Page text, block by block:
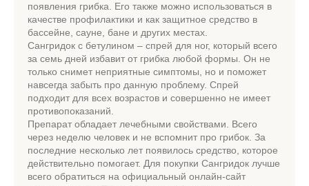
появления грибка. Его также можно использоваться в
качестве профилактики и как защитное средство в
бассейне, сауне, бане и других местах.
Сангридок с бетулином – спрей для ног, который всего
за семь дней избавит от грибка любой формы. Он не
только снимет неприятные симптомы, но и поможет
навсегда забыть про данную проблему. Спрей
подходит для всех возрастов и совершенно не имеет
противопоказаний.
Препарат обладает лечебными свойствами. Всего
через неделю человек и не вспомнит про грибок. За
последние несколько лет появилось средство, которое
действительно помогает. Для покупки Сангридок лучше
всего обратиться на официальный онлайн-сайт